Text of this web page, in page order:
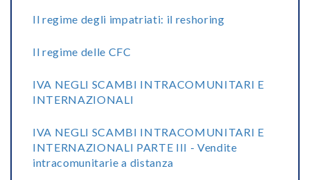
Il regime degli impatriati: il reshoring
Il regime delle CFC
IVA NEGLI SCAMBI INTRACOMUNITARI E
INTERNAZIONALI
IVA NEGLI SCAMBI INTRACOMUNITARI E
INTERNAZIONALI PARTE III - Vendite
intracomunitarie a distanza